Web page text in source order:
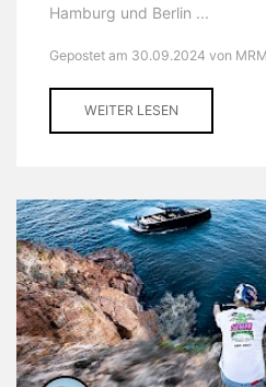
Hamburg und Berlin ...
Gepostet am 30.09.2024 von MRM
WEITER LESEN